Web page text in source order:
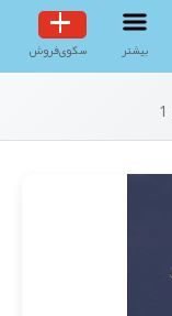
بیشتر سکوی‌فروش